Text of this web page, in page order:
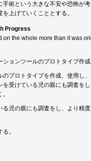
手術という大きな不安や恐怖が
上げていくこととする。
Progress
on the whole more than it was
ョンツールのプロトタイプ作
プロトタイプを作成、使用し
を受けている児の親にも調査を
る児の親にも調査をし、より精
。